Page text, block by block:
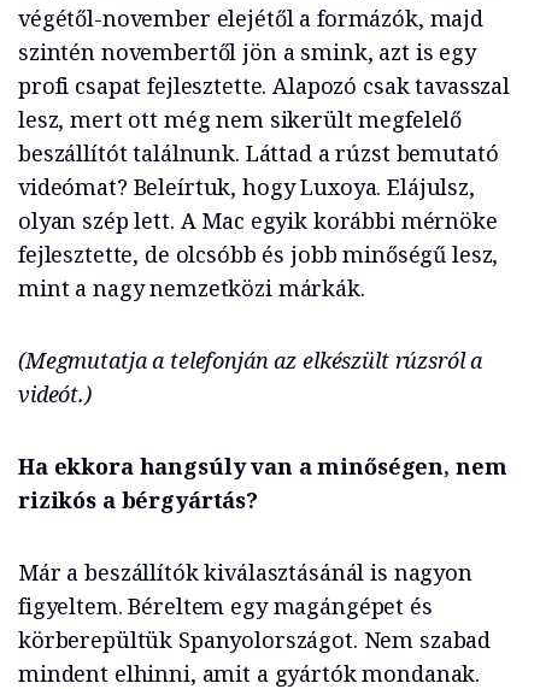
végétől-november elejétől a formázók, majd
szintén novembertől jön a smink, azt is egy
profi csapat fejlesztette. Alapozó csak tavasszal
lesz, mert ott még nem sikerült megfelelő
beszállítót találnunk. Láttad a rúzst bemutató
videómat? Beleírtuk, hogy Luxoya. Elájulsz,
olyan szép lett. A Mac egyik korábbi mérnöke
fejlesztette, de olcsóbb és jobb minőségű lesz,
mint a nagy nemzetközi márkák.
(Megmutatja a telefonján az elkészült rúzsról a
videót.)
Ha ekkora hangsúly van a minőségen, nem
rizikós a bérgyártás?
Már a beszállítók kiválasztásánál is nagyon
figyeltem. Béreltem egy magángépet és
körberepültük Spanyolországot. Nem szabad
mindent elhinni, amit a gyártók mondanak.